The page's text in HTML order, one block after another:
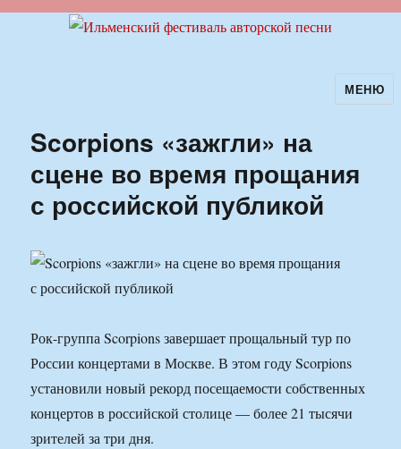
Ильменский фестиваль авторской
песни
МЕНЮ
Scorpions «зажгли» на
сцене во время прощания
с российской публикой
Рок-группа Scorpions завершает прощальный тур по
России концертами в Москве. В этом году Scorpions
установили новый рекорд посещаемости собственных
концертов в российской столице — более 21 тысячи
зрителей за три дня.